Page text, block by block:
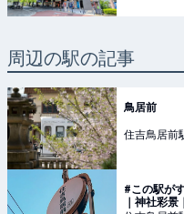
周辺の駅の記事
鳥居前
住吉鳥居前
#この駅が
｜神社彩